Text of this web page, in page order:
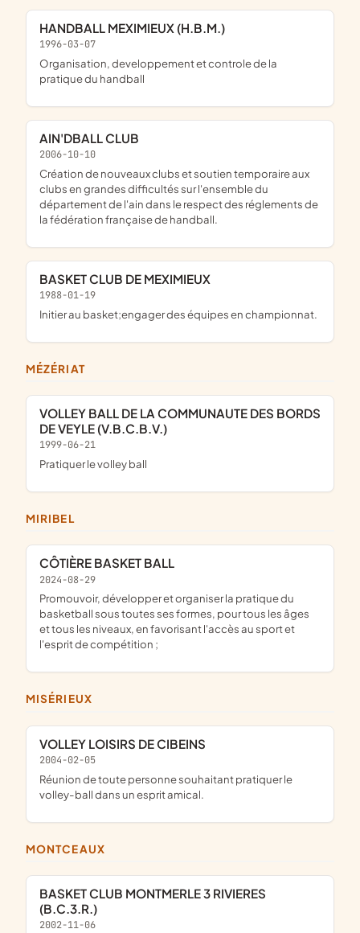
HANDBALL MEXIMIEUX (H.B.M.)
1996-03-07
organisation, developpement et controle de la
pratique du handball
AIN'DBALL CLUB
2006-10-10
création de nouveaux clubs et soutien temporaire aux
clubs en grandes difficultés sur l'ensemble du
département de l'ain dans le respect des réglements de
la fédération française de handball.
BASKET CLUB DE MEXIMIEUX
1988-01-19
initier au basket;engager des équipes en championnat.
MÉZÉRIAT
VOLLEY BALL DE LA COMMUNAUTE DES BORDS
DE VEYLE (V.B.C.B.V.)
1999-06-21
pratiquer le volley ball
MIRIBEL
CÔTIÈRE BASKET BALL
2024-08-29
promouvoir, développer et organiser la pratique du
basketball sous toutes ses formes, pour tous les âges
et tous les niveaux, en favorisant l'accès au sport et
l'esprit de compétition ;
MISÉRIEUX
VOLLEY LOISIRS DE CIBEINS
2004-02-05
réunion de toute personne souhaitant pratiquer le
volley-ball dans un esprit amical.
MONTCEAUX
BASKET CLUB MONTMERLE 3 RIVIERES
(B.C.3.R.)
2002-11-06